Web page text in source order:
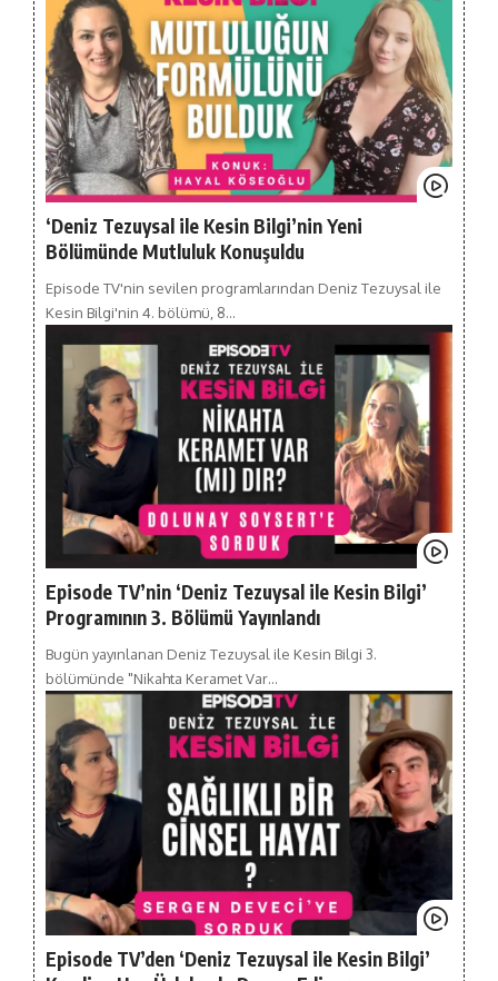
‘Deniz Tezuysal ile Kesin Bilgi’nin Yeni
Bölümünde Mutluluk Konuşuldu
Episode TV'nin sevilen programlarından Deniz Tezuysal ile
Kesin Bilgi'nin 4. bölümü, 8…
Episode TV’nin ‘Deniz Tezuysal ile Kesin Bilgi’
Programının 3. Bölümü Yayınlandı
Bugün yayınlanan Deniz Tezuysal ile Kesin Bilgi 3.
bölümünde "Nikahta Keramet Var…
Episode TV’den ‘Deniz Tezuysal ile Kesin Bilgi’